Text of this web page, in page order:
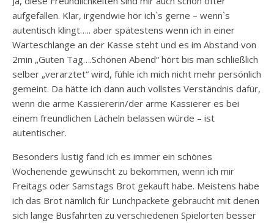
aufgefallen. Klar, irgendwie hör ich`s gerne – wenn`s
autentisch klingt….. aber spätestens wenn ich in einer
Warteschlange an der Kasse steht und es im Abstand von
2min „Guten Tag….Schönen Abend“ hört bis man schließlich
selber „verarztet“ wird, fühle ich mich nicht mehr persönlich
gemeint. Da hätte ich dann auch vollstes Verständnis dafür,
wenn die arme Kassiererin/der arme Kassierer es bei
einem freundlichen Lächeln belassen würde – ist
autentischer.
Besonders lustig fand ich es immer ein schönes
Wochenende gewünscht zu bekommen, wenn ich mir
Freitags oder Samstags Brot gekauft habe. Meistens habe
ich das Brot nämlich für Lunchpackete gebraucht mit denen
sich lange Busfahrten zu verschiedenen Spielorten besser